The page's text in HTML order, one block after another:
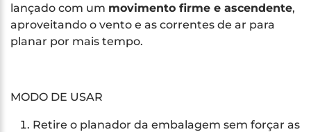
lançado com um movimento firme e ascendente,
aproveitando o vento e as correntes de ar para
planar por mais tempo.
MODO DE USAR
Retire o planador da embalagem sem forçar as